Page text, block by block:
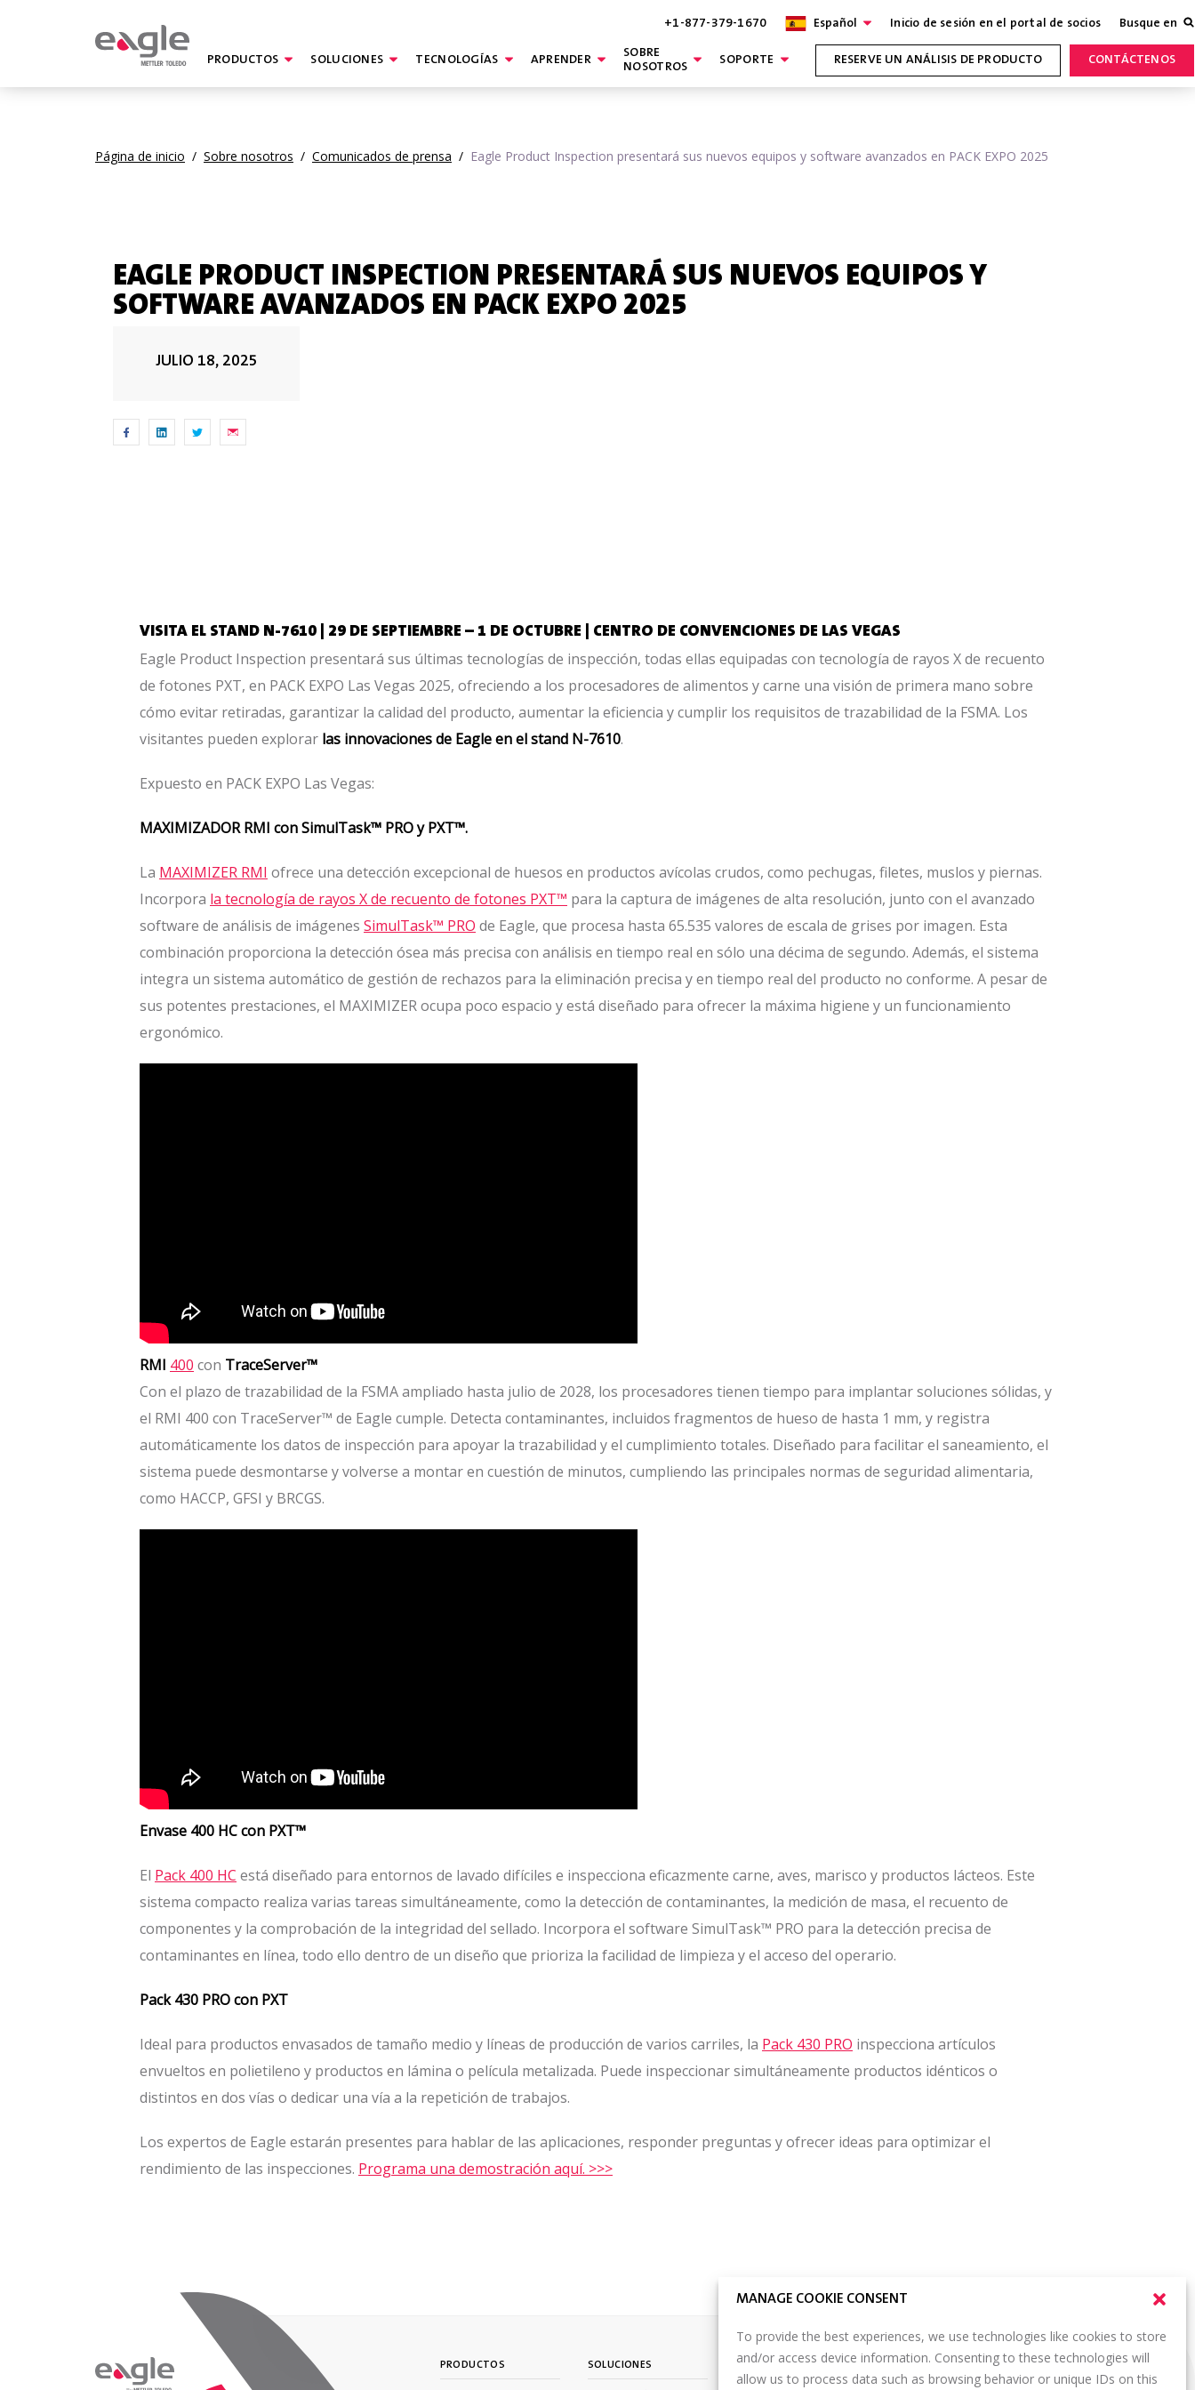
MANAGE COOKIE CONSENT
To provide the best experiences, we use technologies like cookies to store
and/or access device information. Consenting to these technologies will
allow us to process data such as browsing behavior or unique IDs on this
+1-877-379-1670 Español Inicio de sesión en el portal de socios Busque en
PRODUCTOS SOLUCIONES TECNOLOGÍAS APRENDER
SOBRE
NOSOTROS
SOPORTE RESERVE UN ANÁLISIS DE PRODUCTO CONTÁCTENOS
Página de inicio / Sobre nosotros / Comunicados de prensa / Eagle Product Inspection presentará sus nuevos equipos y software avanzados en PACK EXPO 2025
EAGLE PRODUCT INSPECTION PRESENTARÁ SUS NUEVOS EQUIPOS Y
SOFTWARE AVANZADOS EN PACK EXPO 2025
JULIO 18, 2025
VISITA EL STAND N-7610 | 29 DE SEPTIEMBRE – 1 DE OCTUBRE | CENTRO DE CONVENCIONES DE LAS VEGAS
Eagle Product Inspection presentará sus últimas tecnologías de inspección, todas ellas equipadas con tecnología de rayos X de recuento
de fotones PXT, en PACK EXPO Las Vegas 2025, ofreciendo a los procesadores de alimentos y carne una visión de primera mano sobre
cómo evitar retiradas, garantizar la calidad del producto, aumentar la eficiencia y cumplir los requisitos de trazabilidad de la FSMA. Los
visitantes pueden explorar las innovaciones de Eagle en el stand N-7610.
Expuesto en PACK EXPO Las Vegas:
MAXIMIZADOR RMI con SimulTask™ PRO y PXT™.
La MAXIMIZER RMI ofrece una detección excepcional de huesos en productos avícolas crudos, como pechugas, filetes, muslos y piernas.
Incorpora la tecnología de rayos X de recuento de fotones PXT™ para la captura de imágenes de alta resolución, junto con el avanzado
software de análisis de imágenes SimulTask™ PRO de Eagle, que procesa hasta 65.535 valores de escala de grises por imagen. Esta
combinación proporciona la detección ósea más precisa con análisis en tiempo real en sólo una décima de segundo. Además, el sistema
integra un sistema automático de gestión de rechazos para la eliminación precisa y en tiempo real del producto no conforme. A pesar de
sus potentes prestaciones, el MAXIMIZER ocupa poco espacio y está diseñado para ofrecer la máxima higiene y un funcionamiento
ergonómico.
RMI 400 con TraceServer™
Con el plazo de trazabilidad de la FSMA ampliado hasta julio de 2028, los procesadores tienen tiempo para implantar soluciones sólidas, y
el RMI 400 con TraceServer™ de Eagle cumple. Detecta contaminantes, incluidos fragmentos de hueso de hasta 1 mm, y registra
automáticamente los datos de inspección para apoyar la trazabilidad y el cumplimiento totales. Diseñado para facilitar el saneamiento, el
sistema puede desmontarse y volverse a montar en cuestión de minutos, cumpliendo las principales normas de seguridad alimentaria,
como HACCP, GFSI y BRCGS.
Envase 400 HC con PXT™
El Pack 400 HC está diseñado para entornos de lavado difíciles e inspecciona eficazmente carne, aves, marisco y productos lácteos. Este
sistema compacto realiza varias tareas simultáneamente, como la detección de contaminantes, la medición de masa, el recuento de
componentes y la comprobación de la integridad del sellado. Incorpora el software SimulTask™ PRO para la detección precisa de
contaminantes en línea, todo ello dentro de un diseño que prioriza la facilidad de limpieza y el acceso del operario.
Pack 430 PRO con PXT
Ideal para productos envasados de tamaño medio y líneas de producción de varios carriles, la Pack 430 PRO inspecciona artículos
envueltos en polietileno y productos en lámina o película metalizada. Puede inspeccionar simultáneamente productos idénticos o
distintos en dos vías o dedicar una vía a la repetición de trabajos.
Los expertos de Eagle estarán presentes para hablar de las aplicaciones, responder preguntas y ofrecer ideas para optimizar el
rendimiento de las inspecciones. Programa una demostración aquí. >>>
PRODUCTOS SOLUCIONES
INICIAR SESIÓN EN EL
PARTNER PORTAL
SUSCRÍBETE A NUESTRO BOLETÍN